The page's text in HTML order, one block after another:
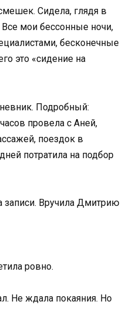
Сидела, глядя в
мои бессонные ночи,
бесконечные
это «сидение на
Подробный:
провела с Аней,
поездок в
потратила на подбор
записи. Вручила Дмитрию
ровно.
Не ждала покаяния. Но